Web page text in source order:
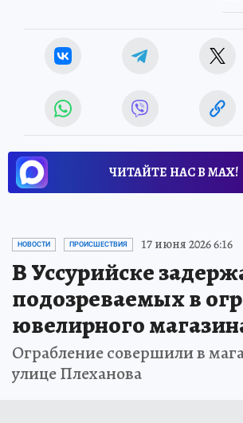
ЧИТАЙТЕ НАС В МАХ!
НОВОСТИ ПРОИСШЕСТВИЯ 17 июня 2026 6:16
В Уссурийске
подозреваемых в
ювелирного
Ограбление совершили в
улице Плеханова